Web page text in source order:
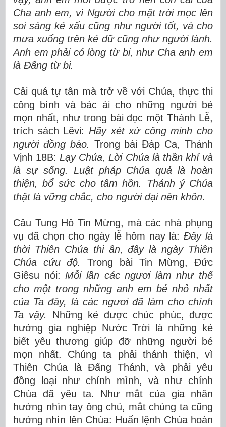
Cha anh em, vì Người cho mặt trời mọc lên
soi sáng kẻ xấu cũng như người tốt, và cho
mưa xuống trên kẻ dữ cũng như người lành.
Anh em phải có lòng từ bi, như Cha anh em
là Đấng từ bi.
Cải quá tự tân mà trở về với Chúa, thực thi
công bình và bác ái cho những người bé
mọn nhất, như trong bài đọc một Thánh Lễ,
trích sách Lêvi: Hãy xét xử công minh cho
người đồng bào. Trong bài Đáp Ca, Thánh
Vịnh 18B: Lạy Chúa, Lời Chúa là thần khí và
là sự sống. Luật pháp Chúa quả là hoàn
thiện, bổ sức cho tâm hồn. Thánh ý Chúa
thật là vững chắc, cho người dại nên khôn.
Câu Tung Hô Tin Mừng, mà các nhà phụng
vụ đã chọn cho ngày lễ hôm nay là:Đây là
thời Thiên Chúa thi ân, đây là ngày Thiên
Chúa cứu độ.Trong bài Tin Mừng, Đức
Giêsu nói: Mỗi lần các ngươi làm như thế
cho một trong những anh em bé nhỏ nhất
của Ta đây, là các ngươi đã làm cho chính
Ta vậy.
Những kẻ được chúc phúc, được
hưởng gia nghiệp Nước Trời là những kẻ
biết yêu thương giúp đỡ những người bé
mọn nhất. Chúng ta phải thánh thiện, vì
Thiên Chúa là Đấng Thánh, và phải yêu
đồng loại như chính mình, và như chính
Chúa đã yêu ta. Như mắt của gia nhân
hướng nhìn tay ông chủ, mắt chúng ta cũng
hướng nhìn lên Chúa: Huấn lệnh Chúa hoàn